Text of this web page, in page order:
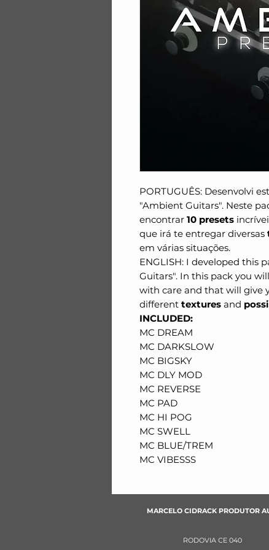
PORTUGUÊS: Desenvolvi
"Ambient Guitars". Neste
encontrar 10 presets
que irá te entregar diversas
em várias situações.
ENGLISH: I developed this
Guitars". In this pack you
with care and that will give
different textures and
INCLUDED:
MC DREAM
MC DARKSLOW
MC BIGSKY
MC DLY MOD
MC REVERSE
MC PAD
MC HI POG
MC SWELL
MC BLUE/TREM
MC VIBESSS
MARCELO CIDRACK PRODUTOR
RODOVIA CE 040